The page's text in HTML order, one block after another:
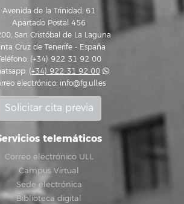
Avenida de la Trinidad, 61
Apartado Postal 456
San Cristóbal de La Laguna
Cruz de Tenerife - España
(+34) 922 31 92 00
(+34) 922 31 92 00
electrónico: info@fg.ull.es
Solicitar cita previa
telemáticos
Correo electrónico ULL
Campus Virtual
Sede electrónica
Biblioteca digital